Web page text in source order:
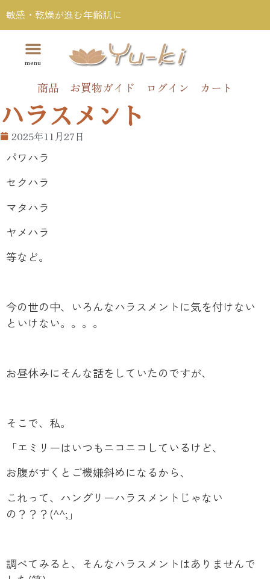
敏感・乾燥が進む年齢肌に
商品 お買物ガイド ログイン カート
ハラスメント
2025年11月27日
パワハラ
セクハラ
マタハラ
ヤメハラ
等など。
今の世の中、いろんなハラスメントに気を付けない
といけない。。。。
お昼休みにそんな話をしていたのですが、
そこで、私。
「エミリーはいつもニコニコしているけど、
お腹がすくとご機嫌斜めになるから、
これって、ハングリーハラスメントじゃない
の？？？(^^;」
調べてみると、そんなハラスメントはありませんで